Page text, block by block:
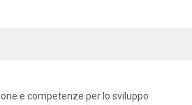
e competenze per lo sviluppo